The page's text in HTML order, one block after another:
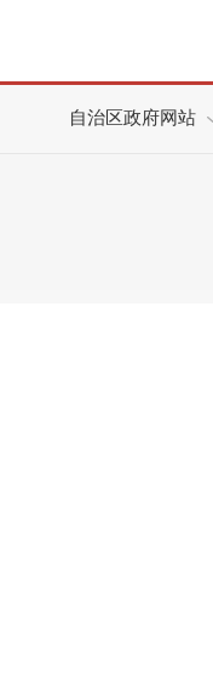
自治区政府网站